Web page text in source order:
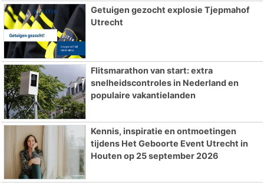
Getuigen gezocht explosie Tjepmahof
Utrecht
Flitsmarathon van start: extra
snelheidscontroles in Nederland en
populaire vakantielanden
Kennis, inspiratie en ontmoetingen
tijdens Het Geboorte Event Utrecht in
Houten op 25 september 2026